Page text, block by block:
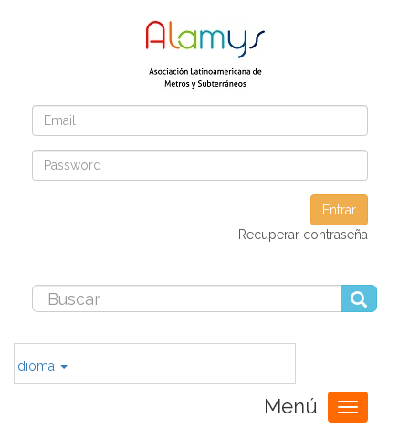
Entrar
Recuperar contraseña
Idioma
Menú
Toggle
navigation